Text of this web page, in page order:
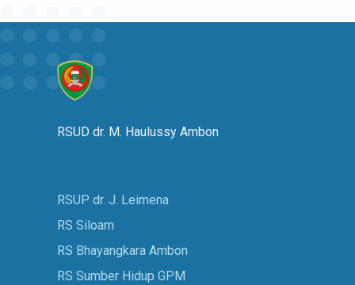
RSUD dr. M. Haulussy Ambon
RSUP dr. J. Leimena
RS Siloam
RS Bhayangkara Ambon
RS Sumber Hidup GPM